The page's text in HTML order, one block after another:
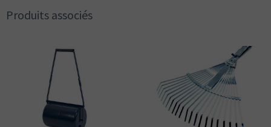
Produits associés